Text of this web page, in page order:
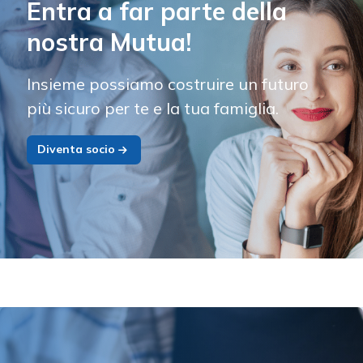
Entra a far parte della
nostra Mutua!
Insieme possiamo costruire un futuro
più sicuro per te e la tua famiglia.
Diventa socio